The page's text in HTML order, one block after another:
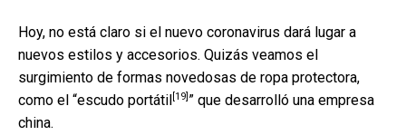
Hoy, no está claro si el nuevo coronavirus dará lugar a
nuevos estilos y accesorios. Quizás veamos el
surgimiento de formas novedosas de ropa protectora,
como el “escudo portátil [19] ” que desarrolló una empresa
china.